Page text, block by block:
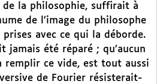
de la philosophie, suffirait à
de l’image du philosophe
avec ce qui la déborde.
jamais été réparé ; qu’aucun
remplir ce vide, est tout aussi
de Fourier résisterait-